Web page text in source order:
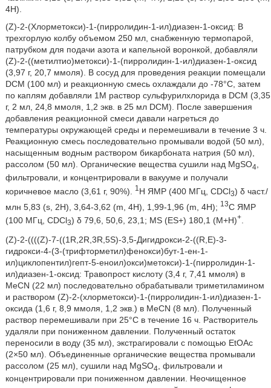
4H).
(Z)-2-(Хлорметокси)-1-(пирролидин-1-ил)диазен-1-оксид: В
трехгорлую колбу объемом 250 мл, снабженную термопарой,
патрубком для подачи азота и капельной воронкой, добавляли
(Z)-2-((метилтио)метокси)-1-(пирролидин-1-ил)диазен-1-оксид
(3,97 г, 20,7 ммоля). В сосуд для проведения реакции помещали
DCM (100 мл) и реакционную смесь охлаждали до -78°C, затем
по каплям добавляли 1M раствор сульфурилхлорида в DCM (3,35
г, 2 мл, 24,8 ммоля, 1,2 экв. в 25 мл DCM). После завершения
добавления реакционной смеси давали нагреться до
температуры окружающей среды и перемешивали в течение 3 ч.
Реакционную смесь последовательно промывали водой (50 мл),
насыщенным водным раствором бикарбоната натрия (50 мл),
рассолом (50 мл). Органические вещества сушили над MgSO4,
фильтровали, и концентрировали в вакууме и получали
коричневое масло (3,61 г, 90%).
1 H ЯМР (400 МГц, CDCl3) δ част./
млн 5,83 (s, 2H), 3,64-3,62 (m, 4H), 1,99-1,96 (m, 4H); 13C ЯМР
(100 МГц, CDCl3) δ 79,6, 50,6, 23,1; MS (ES+) 180,1 (M+H)+.
(Z)-2-((((Z)-7-((1R,2R,3R,5S)-3,5-Дигидрокси-2-((R,E)-3-
гидрокси-4-(3-(трифторметил)фенокси)бут-1-ен-1-
ил)циклопентил)гепт-5-еноил)окси)метокси)-1-(пирролидин-1-
ил)диазен-1-оксид: Травопрост кислоту (3,4 г, 7,41 ммоля) в
MeCN (22 мл) последовательно обрабатывали триметиламином
и раствором (Z)-2-(хлорметокси)-1-(пирролидин-1-ил)диазен-1-
оксида (1,6 г, 8,9 ммоля, 1,2 экв.) в MeCN (8 мл). Полученный
раствор перемешивали при 25°C в течение 16 ч. Растворитель
удаляли при пониженном давлении. Полученный остаток
переносили в воду (35 мл), экстрагировали с помощью EtOAc
(2×50 мл). Объединенные органические вещества промывали
рассолом (25 мл), сушили над MgSO4
, фильтровали и
концентрировали при пониженном давлении. Неочищенное